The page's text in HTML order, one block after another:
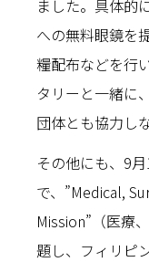
ました。具体的
への無料眼鏡を
糧配布などを行
タリーと一緒に
団体とも協力し
その他にも、9
で、”Medical,
Mission”（医療
題し、フィリピ